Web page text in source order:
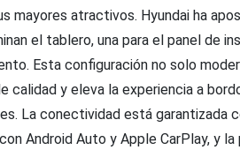
mayores atractivos. Hyundai ha
el tablero, una para el panel de
Esta configuración no solo
calidad y eleva la experiencia a
La conectividad está garantizada
Android Auto y Apple CarPlay, y